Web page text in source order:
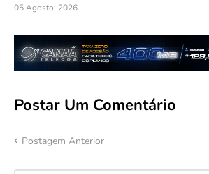
05 Agosto, 2026
Postar Um Comentário
Postagem Anterior